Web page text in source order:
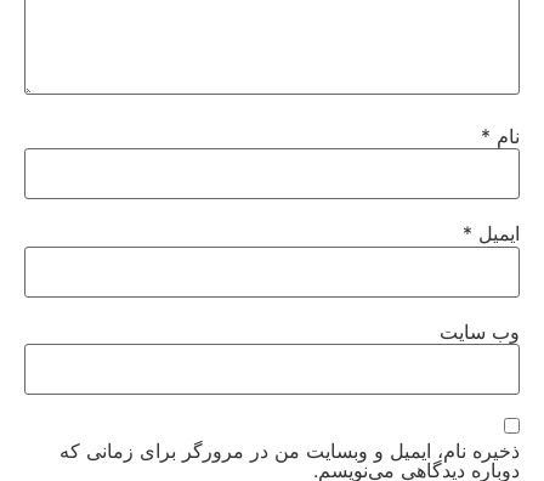
نام *
ایمیل *
وب‌ سایت
ذخیره نام، ایمیل و وبسایت من در مرورگر برای زمانی که
دوباره دیدگاهی می‌نویسم.